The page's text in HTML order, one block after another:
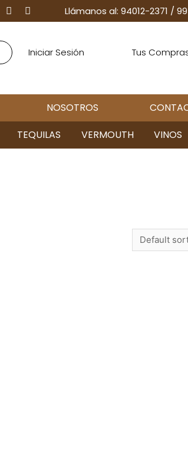
Llámanos al: 94012-2371 /
Iniciar Sesión Tus
NOSOTROS
TEQUILAS VERMOUTH VINOS